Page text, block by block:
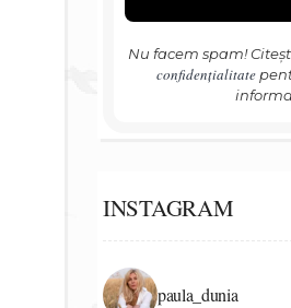
Nu facem spam!
confidențialitate
INSTAGRAM
paula_dunia